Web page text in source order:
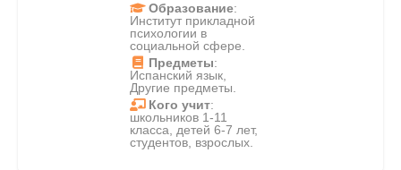
Образование:
Институт прикладной
психологии в
социальной сфере.
Предметы:
Испанский язык,
Другие предметы.
Кого учит:
школьников 1-11
класса, детей 6-7 лет,
студентов, взрослых.